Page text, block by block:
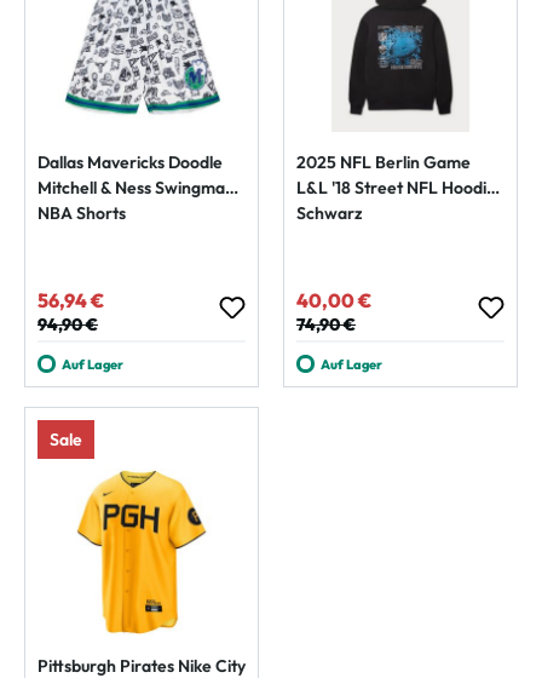
Dallas Mavericks Doodle
Mitchell & Ness Swingman
NBA Shorts
Verkaufspreis:
56,94 €
Regulärer Preis:
94,90 €
Auf Lager
2025 NFL Berlin Game
L&L '18 Street NFL Hoodie
Schwarz
Verkaufspreis:
40,00 €
Regulärer Preis:
74,90 €
Auf Lager
Sale
Pittsburgh Pirates Nike City